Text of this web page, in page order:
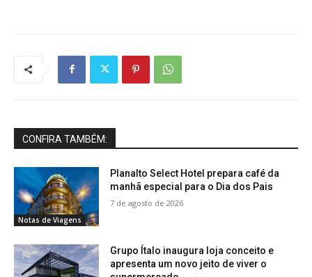
CONFIRA TAMBÉM:
Notas de Viagens
Planalto Select Hotel prepara café da
manhã especial para o Dia dos Pais
7 de agosto de 2026
Grupo Ítalo inaugura loja conceito e
apresenta um novo jeito de viver o